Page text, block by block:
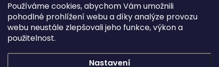
Používáme cookies, abychom Vám umožnili
pohodlné prohlížení webu a díky analýze provozu
webu neustále zlepšovali jeho funkce, výkon a
použitelnost.
Nastavení
Informace pro vás